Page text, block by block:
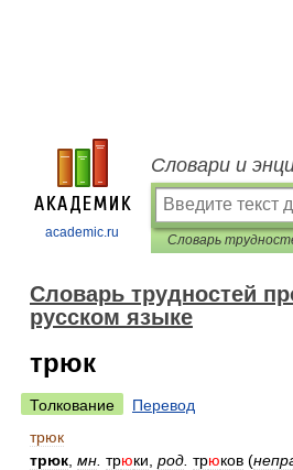
academic.ru
Словари и
Словарь трудностей
русском языке
трюк
Толкование
Перевод
трюк
трюк мн трюки род трюков (